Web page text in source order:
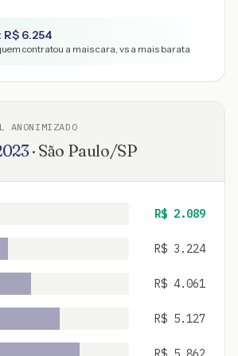
R$ 6.254
contratou a mais cara, vs a mais barata
ANONIMIZADO
· São Paulo/SP
R$ 2.089
R$ 3.224
R$ 4.061
R$ 5.127